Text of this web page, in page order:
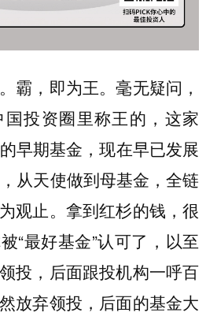
霸，即为王。毫无疑问，
投资圈里称王的，这家
早期基金，现在早已发展
从天使做到母基金，全链
观止。拿到红杉的钱，很
“最好基金”认可了，以至
投，后面跟投机构一呼百
放弃领投，后面的基金大